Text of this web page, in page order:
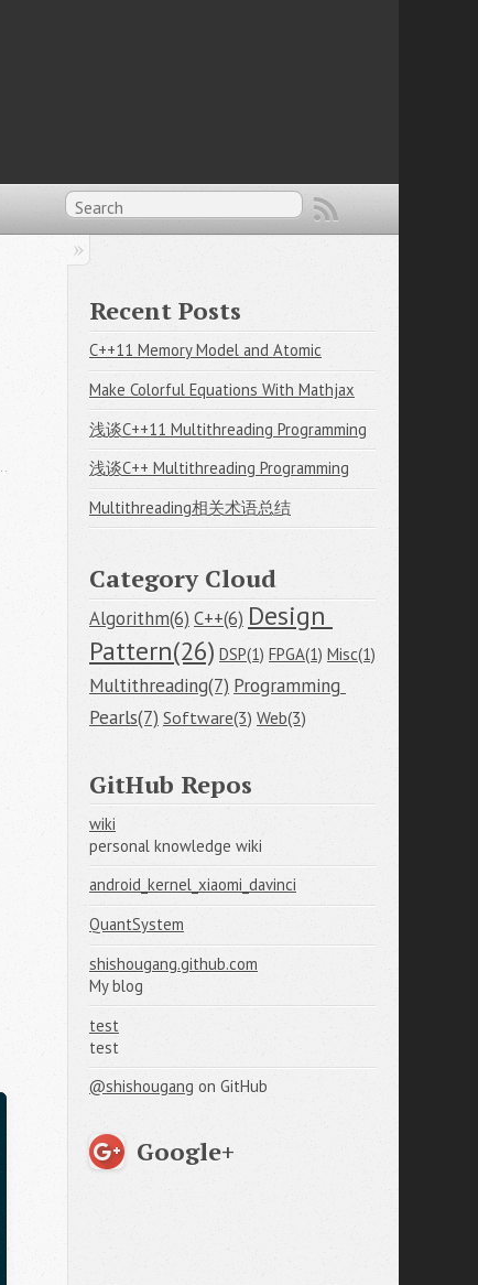
Recent Posts
C++11 Memory Model and Atomic
Make Colorful Equations With Mathjax
浅谈C++11 Multithreading Programming
浅谈C++ Multithreading Programming
Multithreading相关术语总结
Category Cloud
Algorithm(6) C++(6) Design
Pattern(26) DSP(1) FPGA(1) Misc(1)
Multithreading(7) Programming
Pearls(7) Software(3) Web(3)
GitHub Repos
wiki
personal knowledge wiki
android_kernel_xiaomi_davinci
QuantSystem
shishougang.github.com
My blog
test
test
@shishougang on GitHub
Google+